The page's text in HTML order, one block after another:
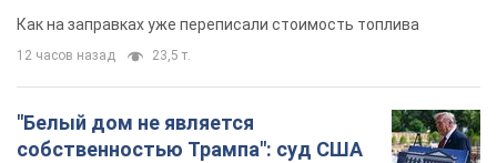
Как на заправках уже переписали стоимость топлива
12 часов назад 23,5 т.
"Белый дом не является
собственностью Трампа": суд США